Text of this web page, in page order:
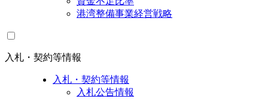
港湾整備事業経営戦略
入札・契約等情報
入札・契約等情報
入札公告情報